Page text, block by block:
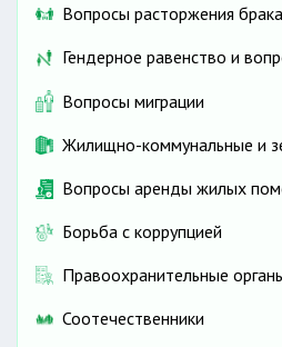
Вопросы расторжения
Гендерное равенство и
Вопросы миграции
Жилищно-коммунальные и
Вопросы аренды жилых
Борьба с коррупцией
Правоохранительные
Соотечественники